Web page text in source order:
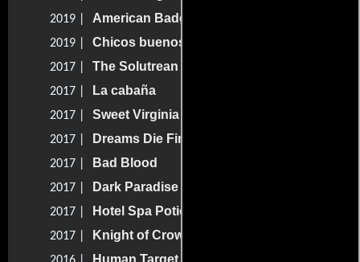
2019 | American Badger
2019 | Chicos buenos
2017 | The Solutrean
2017 | La cabaña
2017 | Sweet Virginia
2017 | Dreams Die First
2017 | Bad Blood
2017 | Dark Paradise
2017 | Hotel Spa Potions
2017 | Knight of Crowns
Human Target